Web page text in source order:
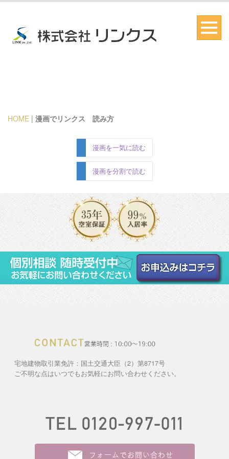
HOME | 漫画でリンクス 読み方
漫画を一気に読む
漫画を分割で読む
宅地建物取引業免許：国土交通大臣（2）第8717号
ご不明な点はいつでもお気軽にお問い合わせください。